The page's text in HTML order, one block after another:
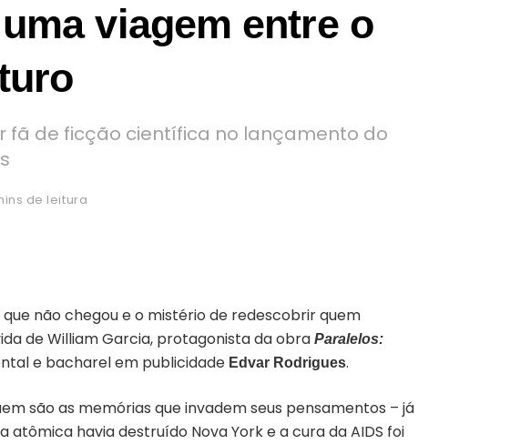
viagem entre o
fã de ficção científica no lançamento do
de leitura
não chegou e o mistério de redescobrir quem
de William Garcia, protagonista da obra Paralelos:
e bacharel em publicidade Edvar Rodrigues.
são as memórias que invadem seus pensamentos – já
havia destruído Nova York e a cura da AIDS foi